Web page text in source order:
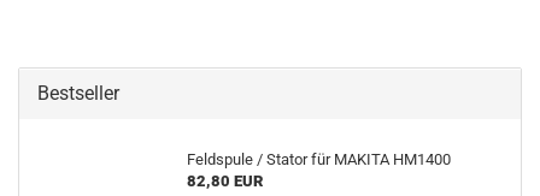
Bestseller
Feldspule / Stator für MAKITA HM1400
82,80 EUR